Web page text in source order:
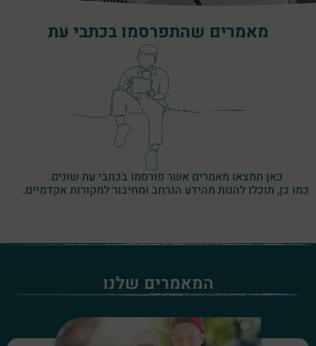
מאמרים שהתפרסמו בכתבי עת
כאן תמצאו מאמרים אשר פורסמו בכתבי עת שונים.
כמו כן, תוכלו להנות מהידע הנרחב ומחיבור למקורות אקדמיים.
המאמרים שלנו